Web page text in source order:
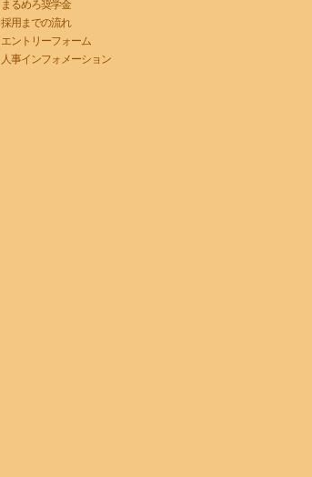
まるめろ奨学金
採用までの流れ
エントリーフォーム
人事インフォメーション